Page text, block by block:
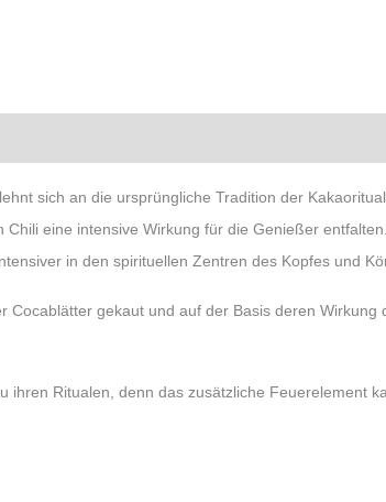
lehnt sich an die ursprüngliche Tradition der
eine intensive Wirkung für die Genießer
in den spirituellen Zentren des Kopfes und
gekaut und auf der Basis deren Wirkung
Ritualen, denn das zusätzliche Feuerelement